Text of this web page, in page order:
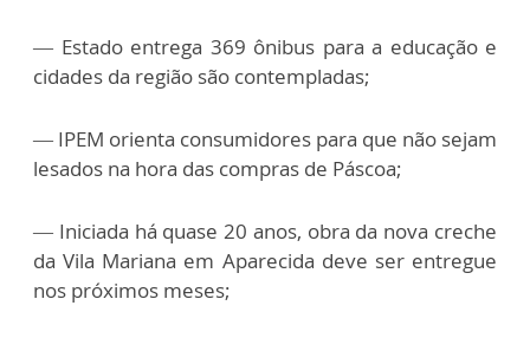
— Estado entrega 369 ônibus para a educação e
cidades da região são contempladas;
— IPEM orienta consumidores para que não sejam
lesados na hora das compras de Páscoa;
— Iniciada há quase 20 anos, obra da nova creche
da Vila Mariana em Aparecida deve ser entregue
nos próximos meses;